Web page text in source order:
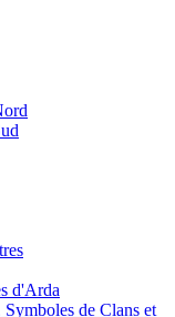
d'Arda
de Clans et